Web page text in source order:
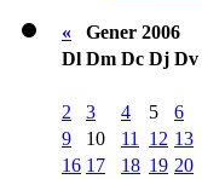
« Gener 2006
Dl Dm Dc Dj Dv
2
3 4 5 6
9
10 11 12 13
16 17 18 19 20